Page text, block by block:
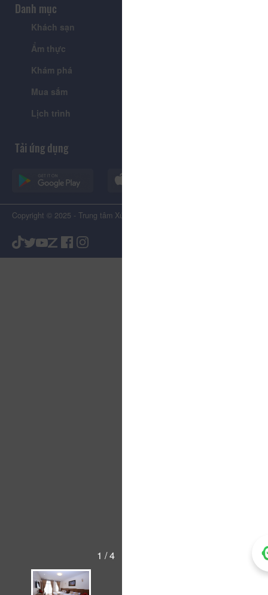
1 / 4
Danh mục
Khách sạn
Ẩm thực
Khám phá
Mua sắm
Lịch trình
Tải ứng dụng
Copyright © 2025 - Trung tâm Xúc tiến Du lịch Tỉnh Lâm Đồng